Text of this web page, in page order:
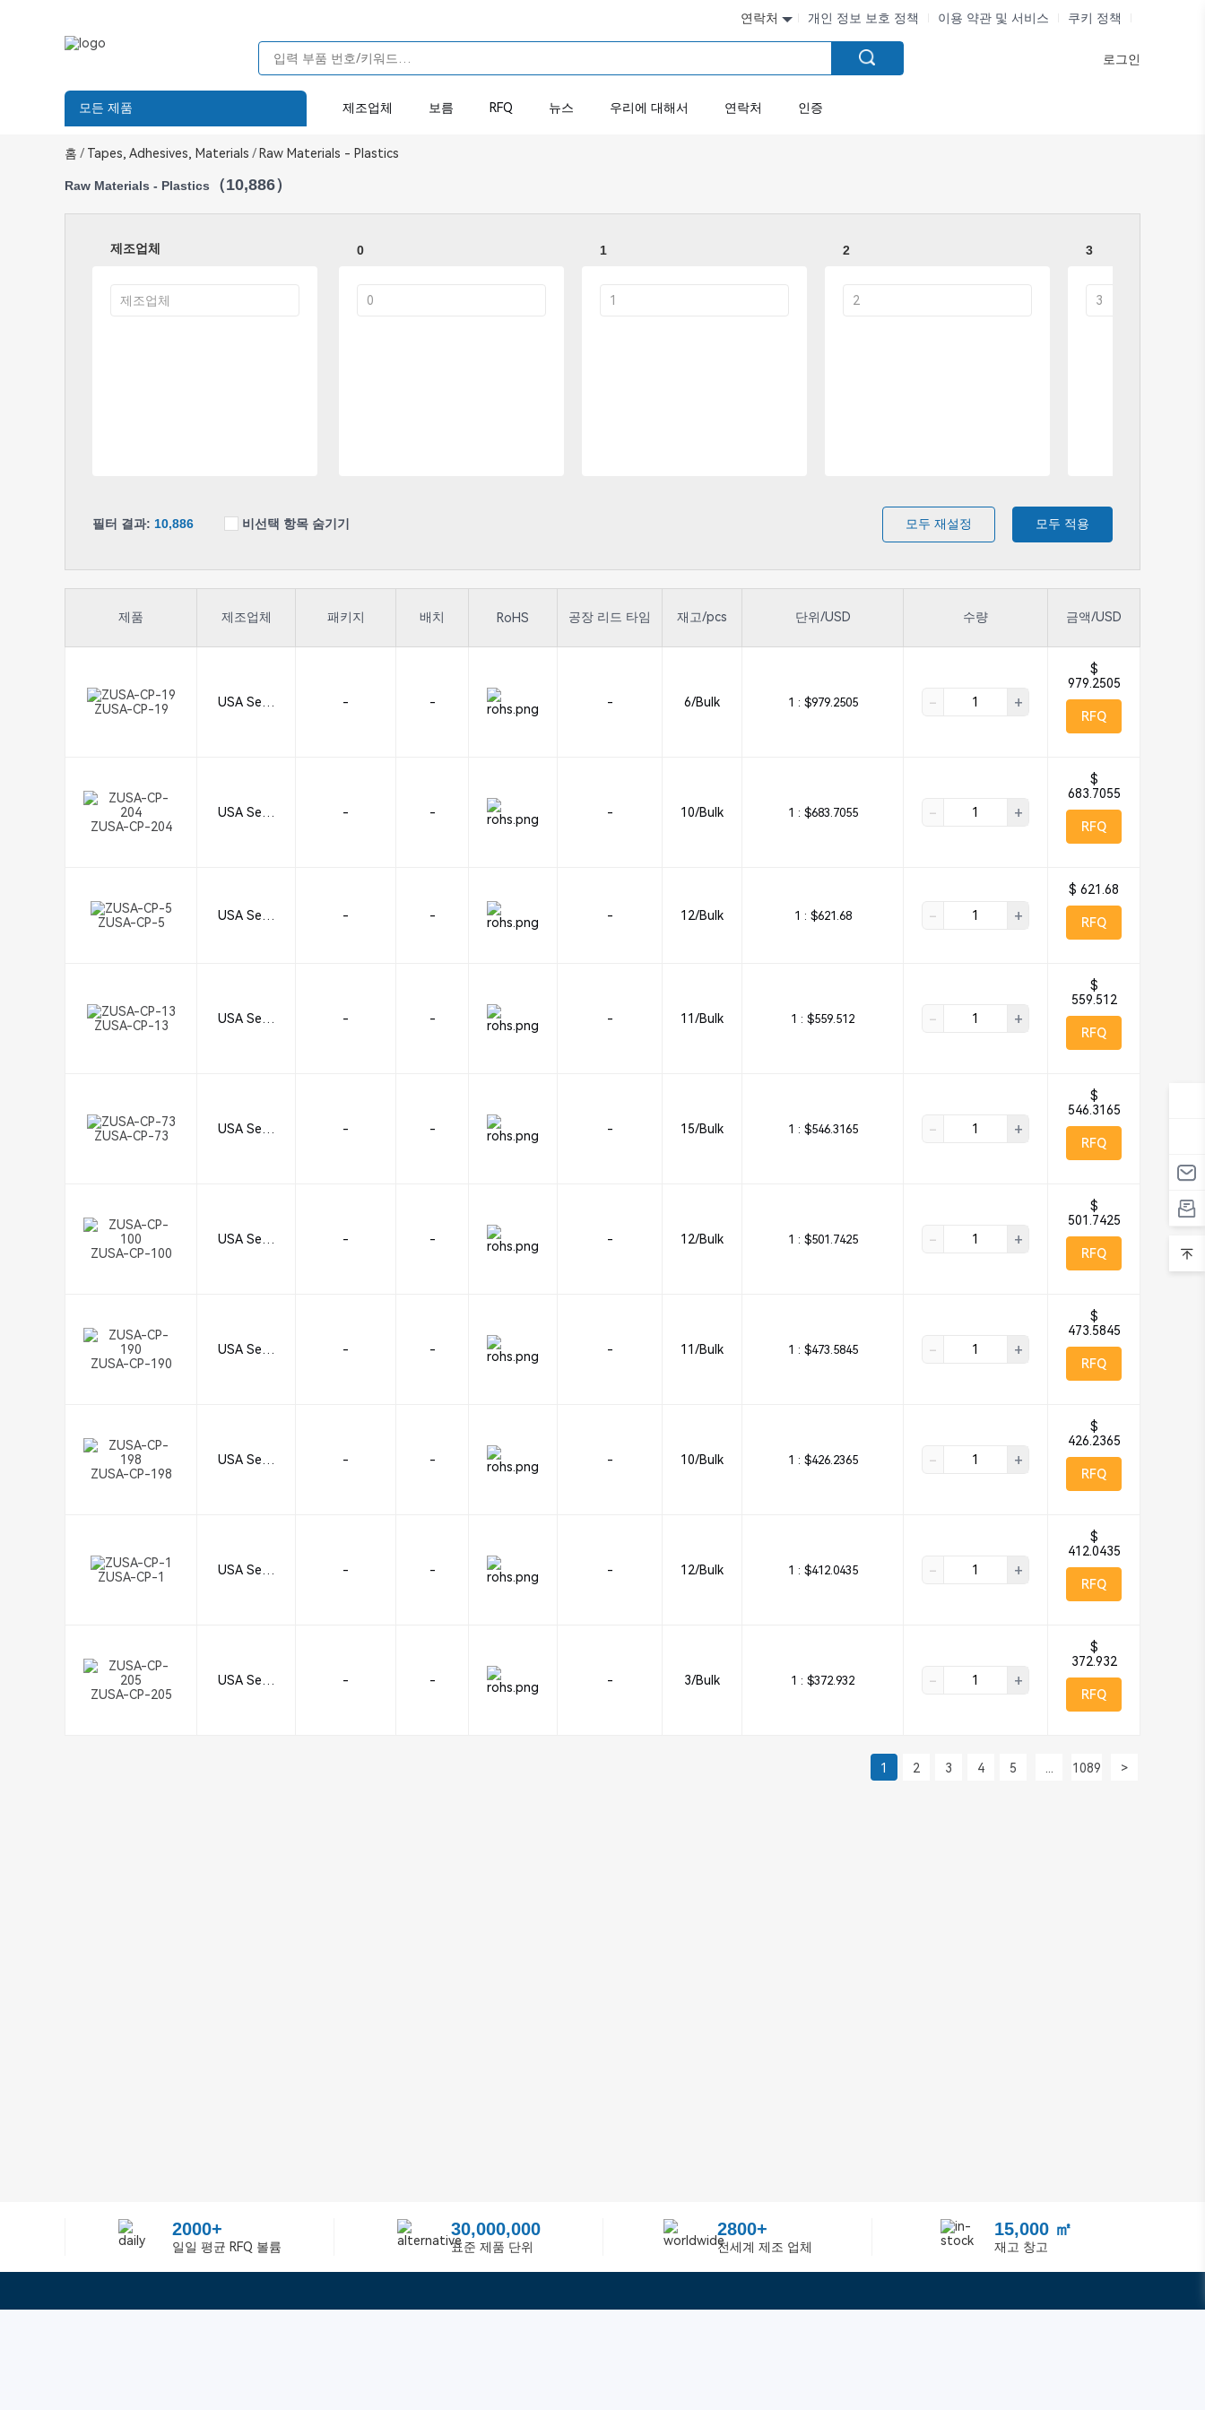
연락처 개인 정보 보호 정책 이용 약관 및 서비스 쿠키 정책
로그인
모든 제품 제조업체 보름 RFQ 뉴스 우리에 대해서 연락처 인증
홈 / Tapes, Adhesives, Materials /Raw Materials - Plastics
Raw Materials - Plastics （10,886）
제조업체 0 1 2 3
필터 결과: 10,886 비선택 항목 숨기기 모두 재설정 모두 적용
제품 제조업체 패키지 배치 RoHS 공장 리드 타임 재고/pcs 단위/USD 수량 금액/USD
ZUSA-CP-19
USA Seali
- - - 6/Bulk 1 : $979.2505 - +
$
979.2505
RFQ
ZUSA-CP-204
USA Seali
- - - 10/Bulk 1 : $683.7055 - +
$
683.7055
RFQ
ZUSA-CP-5
USA Seali
- - - 12/Bulk 1 : $621.68 - +
$ 621.68
RFQ
ZUSA-CP-13
USA Seali
- - - 11/Bulk 1 : $559.512 - +
$
559.512
RFQ
ZUSA-CP-73
USA Seali
- - - 15/Bulk 1 : $546.3165 - +
$
546.3165
RFQ
ZUSA-CP-100
USA Seali
- - - 12/Bulk 1 : $501.7425 - +
$
501.7425
RFQ
ZUSA-CP-190
USA Seali
- - - 11/Bulk 1 : $473.5845 - +
$
473.5845
RFQ
ZUSA-CP-198
USA Seali
- - - 10/Bulk 1 : $426.2365 - +
$
426.2365
RFQ
ZUSA-CP-1
USA Seali
- - - 12/Bulk 1 : $412.0435 - +
$
412.0435
RFQ
ZUSA-CP-205
USA Seali
- - - 3/Bulk 1 : $372.932 - +
$
372.932
RFQ
1 2 3 4 5 1089 >
2000+
일일 평균 RFQ 볼륨
30,000,000
표준 제품 단위
2800+
전세계 제조 업체
15,000 ㎡
재고 창고